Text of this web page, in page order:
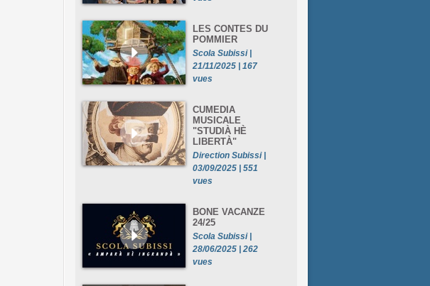
LES CONTES DU
POMMIER
Scola Subissi |
21/11/2025 | 167
vues
CUMEDIA
MUSICALE
"STUDIÀ HÈ
LIBERTÀ"
Direction Subissi |
03/09/2025 | 551
vues
BONE VACANZE
24/25
Scola Subissi |
28/06/2025 | 262
vues